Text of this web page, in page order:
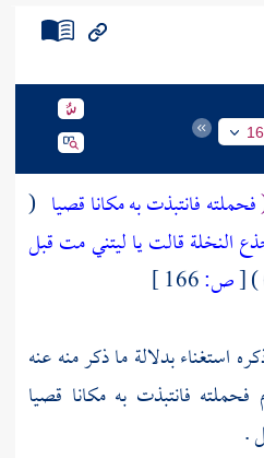
فحملته فانتبذت به مكانا قصيا (
النخلة قالت يا ليتني مت قبل
[ص:
استغناء بدلالة ما ذكر منه عنه
فانتبذت به مكانا قصيا
.